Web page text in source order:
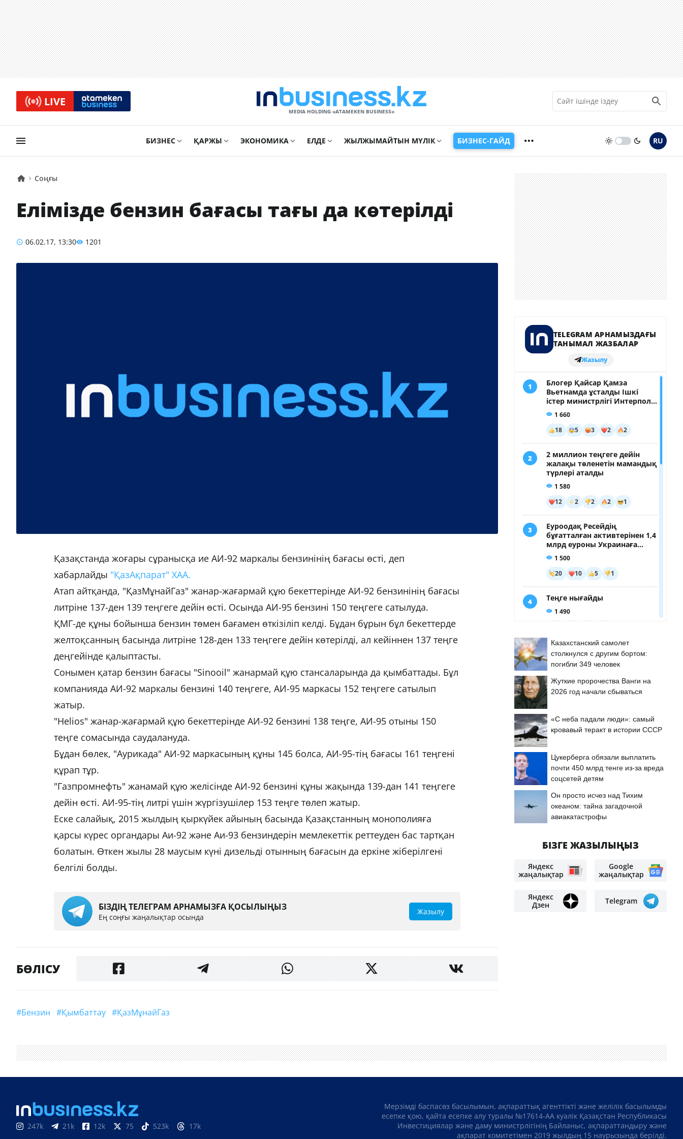
LIVE
MEDIA HOLDING «ATAMEKЕN BUSINESS»
БИЗНЕС ҚАРЖЫ ЭКОНОМИКА ЕЛДЕ ЖЫЛЖЫМАЙТЫН МҮЛІК БИЗНЕС-ГАЙД RU
Соңғы
Елімізде бензин бағасы тағы да көтерілді
06.02.17, 13:30 1201
Қазақстанда жоғары сұранысқа ие АИ-92 маркалы бензинінің бағасы өсті, деп
хабарлайды "ҚазАқпарат" ХАА.
Атап айтқанда, "ҚазМұнайГаз" жанар-жағармай құю бекеттерінде АИ-92 бензинінің бағасы
литріне 137-ден 139 теңгеге дейін өсті. Осында АИ-95 бензині 150 теңгеге сатылуда.
ҚМГ-де құны бойынша бензин төмен бағамен өткізіліп келді. Бұдан бұрын бұл бекеттерде
желтоқсанның басында литріне 128-ден 133 теңгеге дейін көтерілді, ал кейіннен 137 теңге
деңгейінде қалыптасты.
Сонымен қатар бензин бағасы "Sinooil" жанармай құю стансаларында да қымбаттады. Бұл
компанияда АИ-92 маркалы бензині 140 теңгеге, АИ-95 маркасы 152 теңгеге сатылып
жатыр.
"Helios" жанар-жағармай құю бекеттерінде АИ-92 бензині 138 теңге, АИ-95 отыны 150
теңге сомасында саудалануда.
Бұдан бөлек, "Аурикада" АИ-92 маркасының құны 145 болса, АИ-95-тің бағасы 161 теңгені
құрап тұр.
"Газпромнефть" жанамай құю желісінде АИ-92 бензині құны жақында 139-дан 141 теңгеге
дейін өсті. АИ-95-тің литрі үшін жүргізушілер 153 теңге төлеп жатыр.
Еске салайық, 2015 жылдың қыркүйек айының басында Қазақстанның монополияға
қарсы күрес органдары Аи-92 және Аи-93 бензиндерін мемлекеттік реттеуден бас тартқан
болатын. Өткен жылы 28 маусым күні дизельді отынның бағасын да еркіне жіберілгені
белгілі болды.
БІЗДІҢ ТЕЛЕГРАМ АРНАМЫЗҒА ҚОСЫЛЫҢЫЗ
Ең соңғы жаңалықтар осында
Жазылу
БӨЛІСУ
#бензин #қымбаттау #ҚазМұнайГаз
Казахстанский самолет
столкнулся с другим бортом:
погибли 349 человек
Жуткие пророчества Ванги на
2026 год начали сбываться
«С неба падали люди»: самый
кровавый теракт в истории СССР
Цукерберга обязали выплатить
почти 450 млрд тенге из-за вреда
соцсетей детям
Он просто исчез над Тихим
океаном: тайна загадочной
авиакатастрофы
БІЗГЕ ЖАЗЫЛЫҢЫЗ
Яндекс
жаңалықтар
Google
жаңалықтар
Яндекс
Дзен
Telegram
247k 21k 12k 75 523k 17k
Мерзімді баспасөз басылымын, ақпараттық агенттікті және желілік басылымды
есепке қою, қайта есепке алу туралы №17614-АА куәлік Қазақстан Республикасы
Инвестициялар және даму министрлігінің Байланыс, ақпараттандыру және
ақпарат комитетімен 2019 жылдың 15 наурызында берілді.